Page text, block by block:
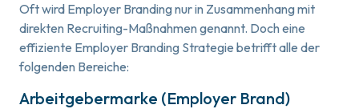
Oft wird Employer Branding nur in Zusammenhang mit
direkten Recruiting-Maßnahmen genannt. Doch eine
effiziente Employer Branding Strategie betrifft alle der
folgenden Bereiche:
Arbeitgebermarke (Employer Brand)